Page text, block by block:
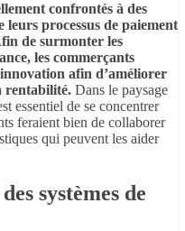
confrontés à des
processus de paiement
de surmonter les
les commerçants
afin d’améliorer
rentabilité. Dans le paysage
essentiel de se concentrer
feraient bien de collaborer
qui peuvent les aider
systèmes de